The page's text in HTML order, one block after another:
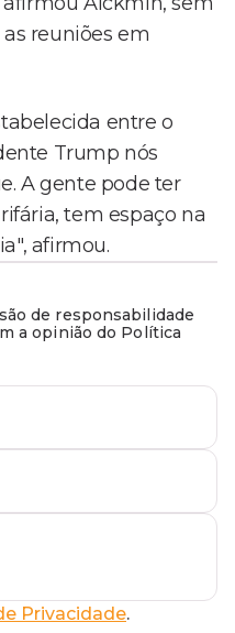
reuniões em
entre o
Trump nós
A gente pode ter
tem espaço na
afirmou.
de responsabilidade
a opinião do Política
Privacidade.